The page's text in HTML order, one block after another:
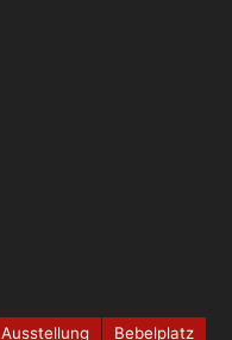
Ausstellung
Bebelplatz